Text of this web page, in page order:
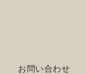
お問い合わせ